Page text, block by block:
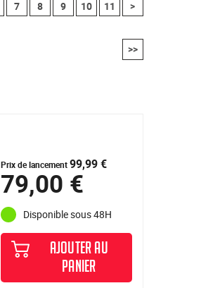
7 8 9 10 11 >
>>
Prix de lancement99,99 €
79,00 €
Disponible sous 48H
AJOUTER AU
PANIER